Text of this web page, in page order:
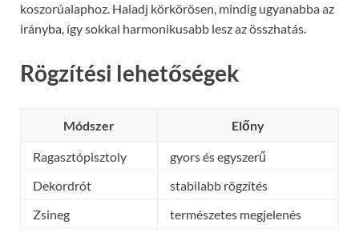
koszorúalaphoz. Haladj körkörösen, mindig ugyanabba az
irányba, így sokkal harmonikusabb lesz az összhatás.
Rögzítési lehetőségek
Módszer Előny
Ragasztópisztoly
gyors és egyszerű
Dekordrót
stabilabb rögzítés
Zsineg
természetes megjelenés